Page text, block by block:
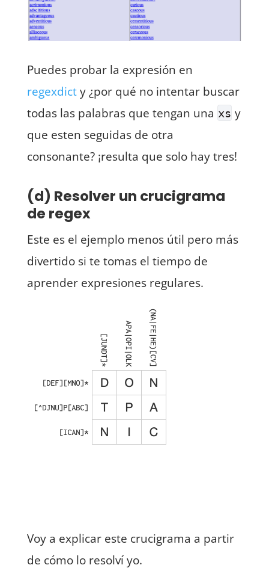
Puedes probar la expresión en
regexdicty ¿por qué no intentar buscar
todas las palabras que tengan una xs y
que esten seguidas de otra
consonante? ¡resulta que solo hay tres!
(d) Resolver un crucigrama
de regex
Este es el ejemplo menos útil pero más
divertido si te tomas el tiempo de
aprender expresiones regulares.
Voy a explicar este crucigrama a partir
de cómo lo resolví yo.